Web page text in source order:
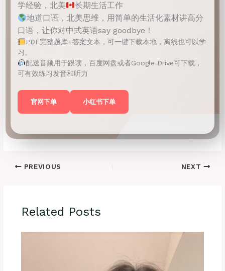
学经验，北美
长期生活工作
地道口语，北美思维，用简单的生活化素材讲高分
口语，让你对中式英语say goodbye！
PDF完整题库+答案文本，可一键下载本地，离线也可以学
习。
配送音频用于跟读，百度网盘或者Google Drive可下载，
可有效练习发音和听力
官网下单 小红书下单
PREVIOUS NEXT
Related Posts